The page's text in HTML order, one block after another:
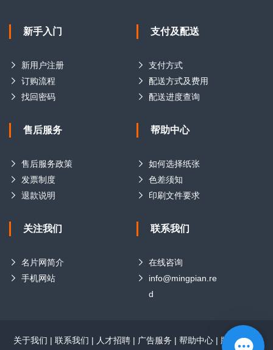
新手入门
新用户注册
订购流程
找回密码
支付及配送
支付方式
配送方式及费用
配送进度查询
售后服务
售后服务政策
发票制度
退款说明
帮助中心
如何选择纸张
色差须知
印刷文件要求
关注我们
名片网简介
手机网站
联系我们
在线咨询
info@mingpian.re
d
关于我们 | 联系我们 | 人才招聘 | 广告服务 | 帮助中心 | 版权声明